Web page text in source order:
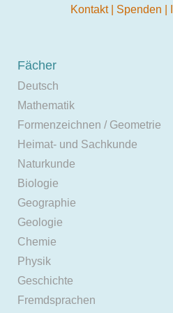
Kontakt Spenden
Fächer
Deutsch
Mathematik
Formenzeichnen / Geometrie
Heimat- und Sachkunde
Naturkunde
Biologie
Geographie
Geologie
Chemie
Physik
Geschichte
Fremdsprachen